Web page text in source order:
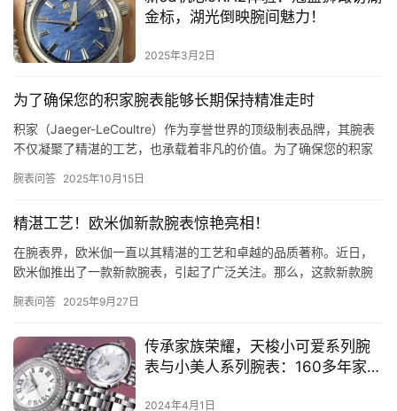
金标，湖光倒映腕间魅力！
2025年3月2日
为了确保您的积家腕表能够长期保持精准走时
积家（Jaeger-LeCoultre）作为享誉世界的顶级制表品牌，其腕表
不仅凝聚了精湛的工艺，也承载着非凡的价值。为了确保您的积家
腕表问答 2025年10月15日
精湛工艺！欧米伽新款腕表惊艳亮相！
在腕表界，欧米伽一直以其精湛的工艺和卓越的品质著称。近日，
欧米伽推出了一款新款腕表，引起了广泛关注。那么，这款新款腕
看，…
腕表问答 2025年9月27日
传承家族荣耀，天梭小可爱系列腕
表与小美人系列腕表：160多年家族
2024年4月1日